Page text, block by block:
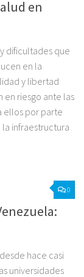
en
dificultades que
en la
y libertad
en riesgo ante las
ellos por parte
infraestructura
0
hace casi
universidades